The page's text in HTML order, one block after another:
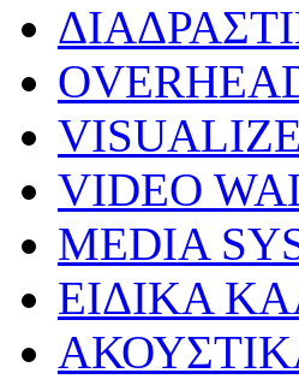
VIDEO
MEDIA
ΕΙΔΙΚΑ